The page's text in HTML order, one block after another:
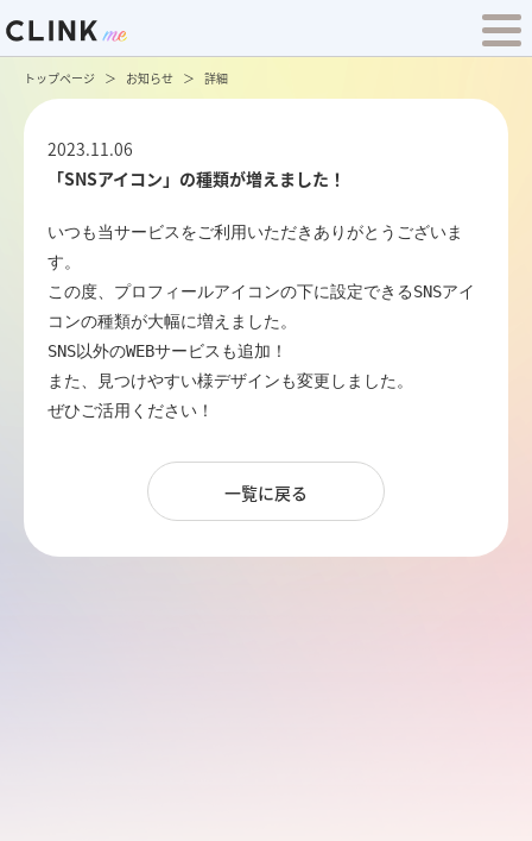
トップページ お知らせ 詳細
2023.11.06
「SNSアイコン」の種類が増えました！
いつも当サービスをご利用いただきありがとうございま
す。
この度、プロフィールアイコンの下に設定できるSNSアイ
コンの種類が大幅に増えました。
SNS以外のWEBサービスも追加！
また、見つけやすい様デザインも変更しました。
ぜひご活用ください！
一覧に戻る